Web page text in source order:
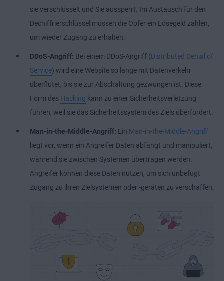
sie verschlüsselt und Sie aussperrt. Im Austausch für den
Dechiffrierschlüssel müssen die Opfer ein Lösegeld zahlen,
um wieder Zugang zu erhalten.
DDoS-Angriff: Bei einem DDoS-Angriff (Distributed Denial of
Service) wird eine Website so lange mit Datenverkehr
überflutet, bis sie zur Abschaltung gezwungen ist. Diese
Form des Hacking kann zu einer Sicherheitsverletzung
führen, weil sie das Sicherheitssystem des Ziels überfordert.
Man-in-the-Middle-Angriff: Ein Man-in-the-Middle-Angriff
liegt vor, wenn ein Angreifer Daten abfängt und manipuliert,
während sie zwischen Systemen übertragen werden.
Angreifer können diese Daten nutzen, um sich unbefugt
Zugang zu ihren Zielsystemen oder -geräten zu verschaffen.